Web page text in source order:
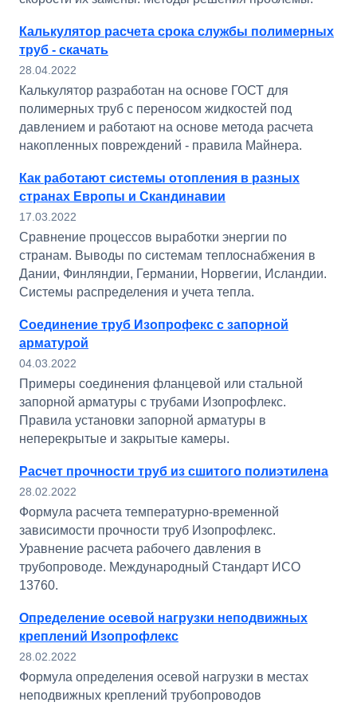
Калькулятор расчета срока службы полимерных
труб - скачать
28.04.2022
Калькулятор разработан на основе ГОСТ для
полимерных труб с переносом жидкостей под
давлением и работают на основе метода расчета
накопленных повреждений - правила Майнера.
Как работают системы отопления в разных
странах Европы и Скандинавии
17.03.2022
Сравнение процессов выработки энергии по
странам. Выводы по системам теплоснабжения в
Дании, Финляндии, Германии, Норвегии, Исландии.
Системы распределения и учета тепла.
Соединение труб Изопрофекс с запорной
арматурой
04.03.2022
Примеры соединения фланцевой или стальной
запорной арматуры с трубами Изопрофлекс.
Правила установки запорной арматуры в
неперекрытые и закрытые камеры.
Расчет прочности труб из сшитого полиэтилена
28.02.2022
Формула расчета температурно-временной
зависимости прочности труб Изопрофлекс.
Уравнение расчета рабочего давления в
трубопроводе. Международный Стандарт ИСО
13760.
Определение осевой нагрузки неподвижных
креплений Изопрофлекс
28.02.2022
Формула определения осевой нагрузки в местах
неподвижных креплений трубопроводов